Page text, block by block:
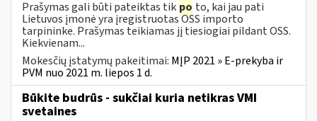
Prašymas gali būti pateiktas tik po to, kai jau pati
Lietuvos įmonė yra įregistruotas OSS importo
tarpininke. Prašymas teikiamas jį tiesiogiai pildant OSS.
Kiekvienam...
Mokesčių įstatymų pakeitimai: MĮP 2021 » E-prekyba ir
PVM nuo 2021 m. liepos 1 d.
Būkite budrūs - sukčiai kuria netikras VMI
svetaines